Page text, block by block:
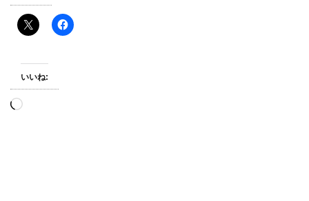
いいね:
読